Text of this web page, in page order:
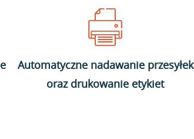
Automatyczne nadawanie przesyłek
oraz drukowanie etykiet